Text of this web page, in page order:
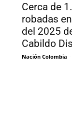
Cerca de
robadas
del 2025
Cabildo
Nación Colombia -